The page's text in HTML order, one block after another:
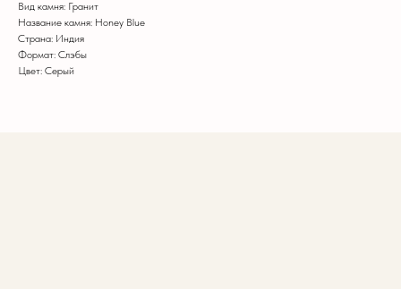
Вид камня: Гранит
Название камня: Honey Blue
Страна: Индия
Формат: Слэбы
Цвет: Серый